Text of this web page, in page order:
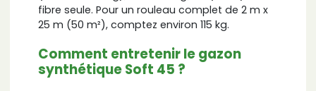
fibre seule. Pour un rouleau complet de 2 m x
25 m (50 m²), comptez environ 115 kg.
Comment entretenir le gazon
synthétique Soft 45 ?